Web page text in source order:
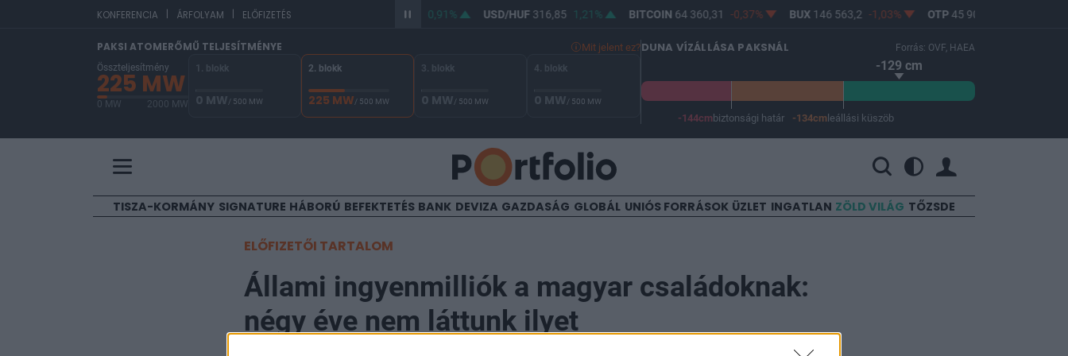
KONFERENCIA | ÁRFOLYAM | ELŐFIZETÉS 365,00 0,91% USD/HUF 316,85 1,21% BITCOIN64 360,31 -0,37% BUX146 563,2 -1,03% OTP45 900
PAKSI ATOMERŐMŰ TELJESÍTMÉNYE Mit jelent ez?
Összteljesítmény
225 MW
0 MW 2000 MW
1. blokk
0 MW/ 500 MW
2. blokk
225 MW/ 500 MW
3. blokk
0 MW/ 500 MW
4. blokk
0 MW/ 500 MW
DUNA VÍZÁLLÁSA PAKSNÁL Forrás: OVF, HAEA
-129 cm
-144cm biztonsági határ -134cm leállási küszöb
TISZA-KORMÁNY SIGNATURE HÁBORÚ BEFEKTETÉS BANK DEVIZA GAZDASÁG GLOBÁL UNIÓS FORRÁSOK ÜZLET INGATLAN ZÖLD VILÁG TŐZSDE
ELŐFIZETŐI TARTALOM
Állami ingyenmilliók a magyar családoknak:
négy éve nem láttunk ilyet